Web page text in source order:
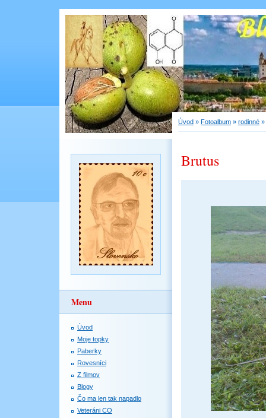
Menu
Úvod
Moje topky
Paberky
Rovesníci
Z filmov
Blogy
Čo ma len tak napadlo
Veteráni CO
Úvod » Fotoalbum » rodinné »
Brutus